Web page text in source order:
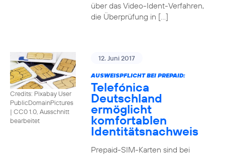
über das Video-Ident-Verfahren,
die Überprüfung in […]
Credits: Pixabay User
PublicDomainPictures
| CC0 1.0, Ausschnitt
bearbeitet
12. Juni 2017
AUSWEISPFLICHT BEI PREPAID:
Telefónica
Deutschland
ermöglicht
komfortablen
Identitätsnachweis
Prepaid-SIM-Karten sind bei